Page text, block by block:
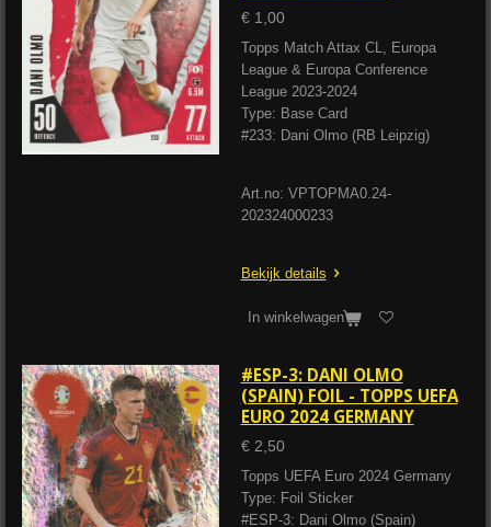
€ 1,00
Topps Match Attax CL, Europa
League & Europa Conference
League 2023-2024
Type: Base Card
#233: Dani Olmo (RB Leipzig)
Art.no: VPTOPMA0.24-
202324000233
Bekijk details
In winkelwagen
#ESP-3: DANI OLMO
(SPAIN) FOIL - TOPPS UEFA
EURO 2024 GERMANY
€ 2,50
Topps UEFA Euro 2024 Germany
Type: Foil Sticker
#ESP-3: Dani Olmo (Spain)